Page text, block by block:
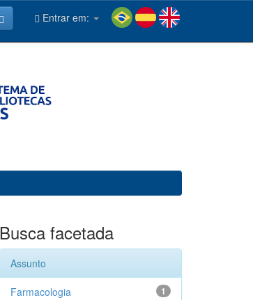
Entrar em:
Busca facetada
Assunto
1
Farmacologia